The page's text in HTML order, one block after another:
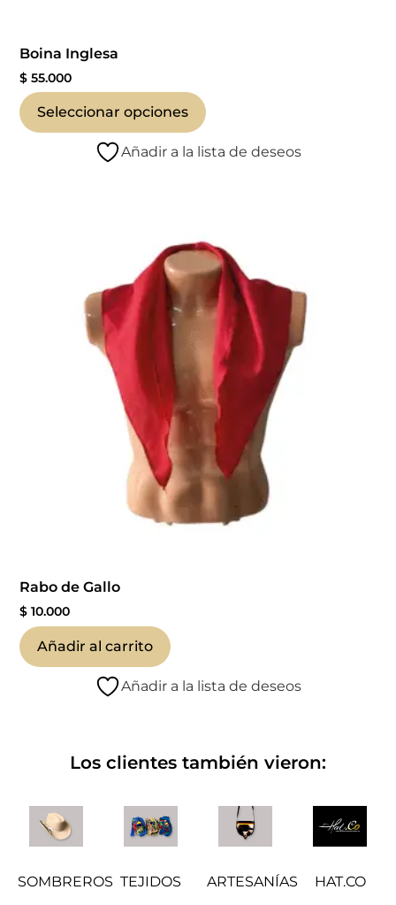
Boina Inglesa
$ 55.000
Seleccionar opciones
Añadir a la lista de deseos
Rabo de Gallo
$ 10.000
Añadir al carrito
Añadir a la lista de deseos
Los clientes también vieron:
SOMBREROS TEJIDOS ARTESANÍAS HAT.CO